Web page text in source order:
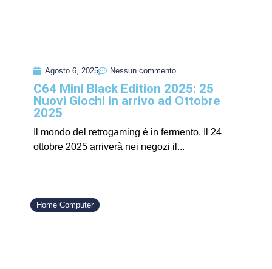
Agosto 6, 2025 Nessun commento
C64 Mini Black Edition 2025: 25
Nuovi Giochi in arrivo ad Ottobre
2025
Il mondo del retrogaming è in fermento. Il 24
ottobre 2025 arriverà nei negozi il...
Home Computer